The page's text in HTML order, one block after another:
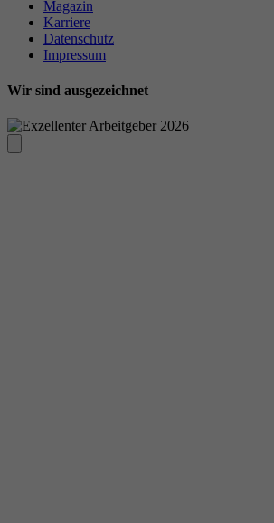
Magazin
Karriere
Datenschutz
Impressum
Wir sind ausgezeichnet